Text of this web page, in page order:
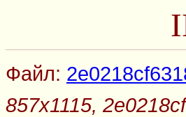
Файл:
857x1115,